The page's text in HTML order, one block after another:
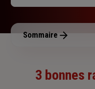
Sommaire
3 bonnes